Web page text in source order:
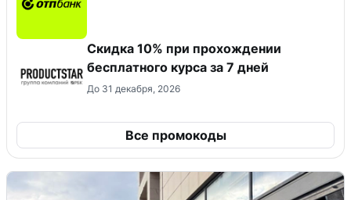
Скидка 10% при прохождении
бесплатного курса за 7 дней
До 31 декабря, 2026
Все промокоды